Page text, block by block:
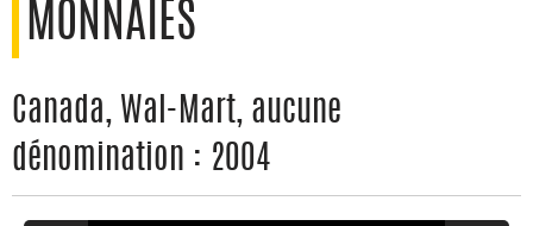
MONNAIES
Canada, Wal-Mart, aucune
dénomination : 2004